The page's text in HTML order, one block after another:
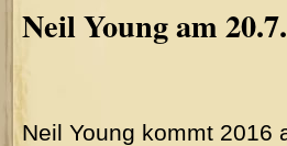
Neil Young am
Neil Young kommt 2016